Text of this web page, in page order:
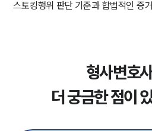
스토킹행위 판단 기준과 합법적인 증
형사변호
더 궁금한 점이